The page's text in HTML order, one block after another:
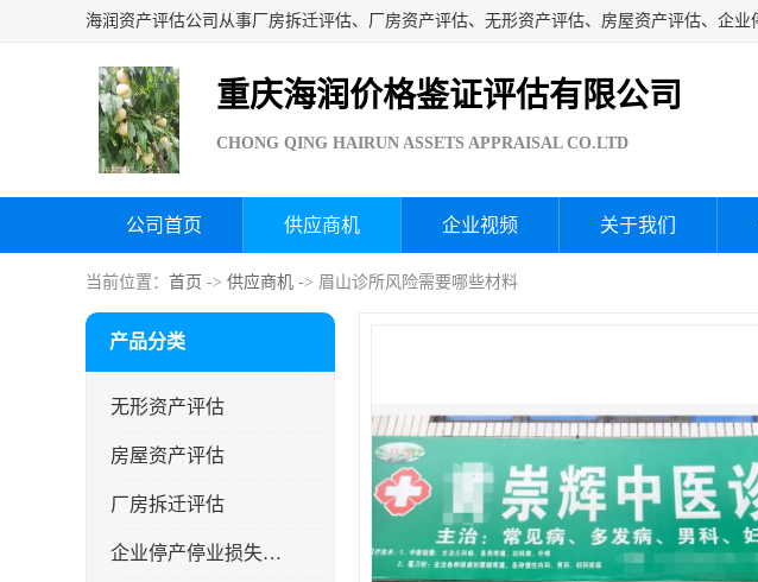
重庆海润价格鉴证评估有限公司
CHONG QING HAIRUN ASSETS APPRAISAL CO.LTD
公司首页 供应商机 企业视频 关于我们
当前位置： 首页 -> 供应商机 -> 眉山诊所风险需要哪些材料
产品分类
无形资产评估
房屋资产评估
厂房拆迁评估
企业停产停业损失评估